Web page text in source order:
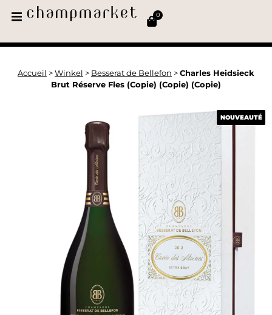
0
Accueil > Winkel > Besserat de Bellefon > Charles Heidsieck
Brut Réserve Fles (Copie) (Copie) (Copie)
NOUVEAUTÉ